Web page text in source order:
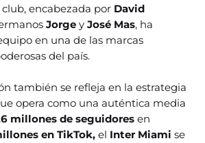
encabezada por David
Jorge yJosé Mas, ha
en una de las marcas
del país.
también se refleja en la estrategia
opera como una auténtica media
millones de seguidores en
en TikTok, el Inter Miami se